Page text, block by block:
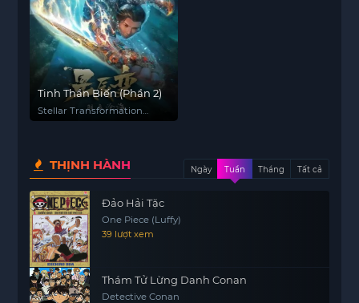
Tinh Thần Biến (Phần 2)
Stellar Transformation
THỊNH HÀNH Ngày Tuần Tháng Tất cả
Đảo Hải Tặc
One Piece (Luffy)
39 lượt xem
Thám Tử Lừng Danh Conan
Detective Conan